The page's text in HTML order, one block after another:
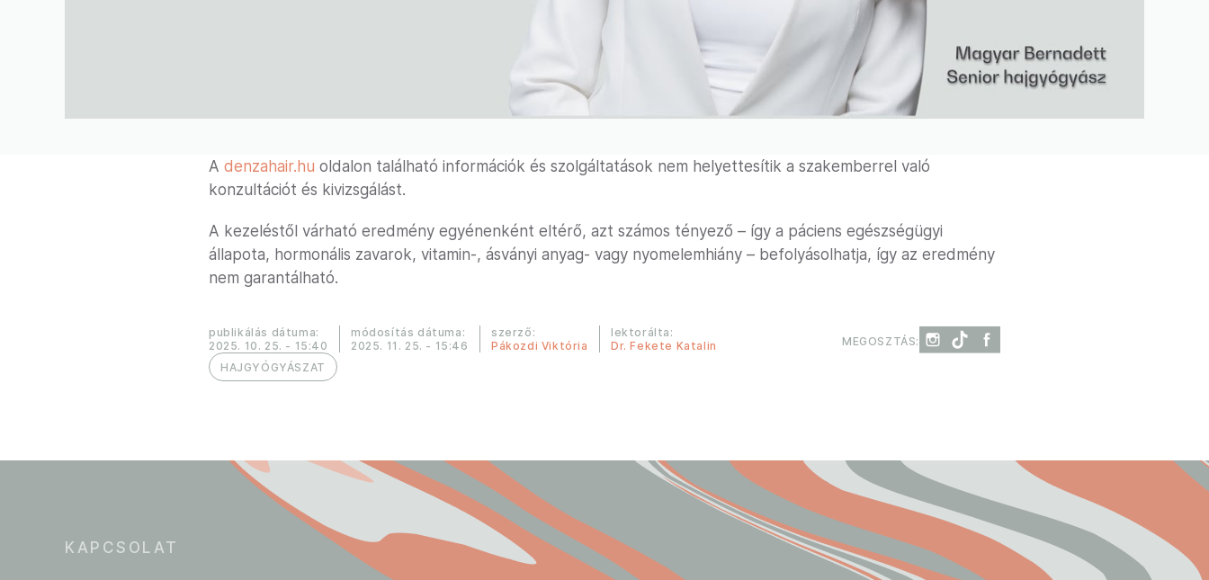
A denzahair.hu oldalon található információk és szolgáltatások nem helyettesítik a szakemberrel való
konzultációt és kivizsgálást.
A kezeléstől várható eredmény egyénenként eltérő, azt számos tényező – így a páciens egészségügyi
állapota, hormonális zavarok, vitamin-, ásványi anyag- vagy nyomelemhiány – befolyásolhatja, így az eredmény
nem garantálható.
publikálás dátuma:
2025. 10. 25. - 15:40
módosítás dátuma:
2025. 11. 25. - 15:46
szerző:
Pákozdi Viktória
lektorálta:
Dr. Fekete Katalin
HAJGYÓGYÁSZAT
MEGOSZTÁS:
KAPCSOLAT